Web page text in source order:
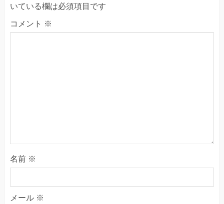
いている欄は必須項目です
コメント ※
名前 ※
メール ※